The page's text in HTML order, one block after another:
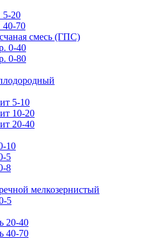
5-20
40-70
смесь (ГПС)
0-40
0-80
5-10
10-20
20-40
10
5
8
мелкозернистый
5
20-40
40-70